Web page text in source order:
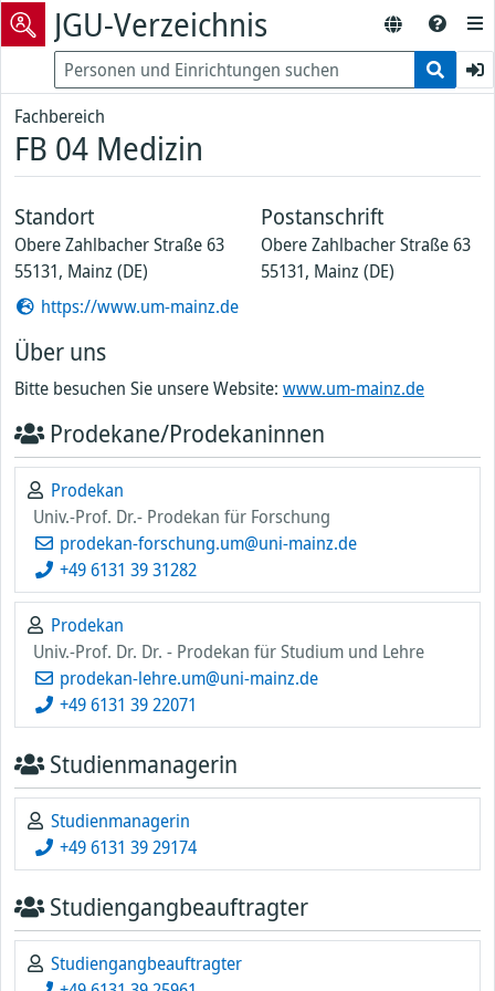
JGU-Verzeichnis
Fachbereich
FB 04 Medizin
Standort
Obere Zahlbacher Straße 63
55131, Mainz (DE)
Postanschrift
Obere Zahlbacher Straße 63
55131, Mainz (DE)
https://www.um-mainz.de
Über uns
Bitte besuchen Sie unsere Website: www.um-mainz.de
Prodekane/Prodekaninnen
Prodekan
Univ.-Prof. Dr.- Prodekan für Forschung
prodekan-forschung.um@uni-mainz.de
+49 6131 39 31282
Prodekan
Univ.-Prof. Dr. Dr. - Prodekan für Studium und Lehre
prodekan-lehre.um@uni-mainz.de
+49 6131 39 22071
Studienmanagerin
Studienmanagerin
+49 6131 39 29174
Studiengangbeauftragter
Studiengangbeauftragter